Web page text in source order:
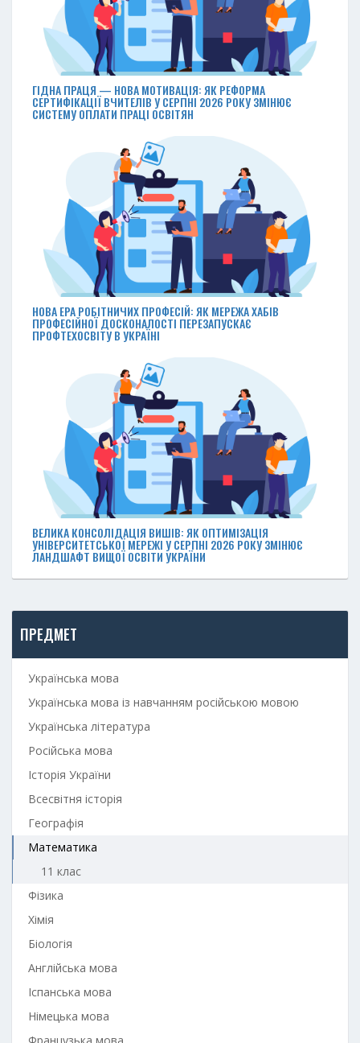
ГІДНА ПРАЦЯ — НОВА МОТИВАЦІЯ: ЯК РЕФОРМА
СЕРТИФІКАЦІЇ ВЧИТЕЛІВ У СЕРПНІ 2026 РОКУ ЗМІНЮЄ
СИСТЕМУ ОПЛАТИ ПРАЦІ ОСВІТЯН
НОВА ЕРА РОБІТНИЧИХ ПРОФЕСІЙ: ЯК МЕРЕЖА ХАБІВ
ПРОФЕСІЙНОЇ ДОСКОНАЛОСТІ ПЕРЕЗАПУСКАЄ
ПРОФТЕХОСВІТУ В УКРАЇНІ
ВЕЛИКА КОНСОЛІДАЦІЯ ВИШІВ: ЯК ОПТИМІЗАЦІЯ
УНІВЕРСИТЕТСЬКОЇ МЕРЕЖІ У СЕРПНІ 2026 РОКУ ЗМІНЮЄ
ЛАНДШАФТ ВИЩОЇ ОСВІТИ УКРАЇНИ
ПРЕДМЕТ
Українська мова
Українська мова із навчанням російською мовою
Українська література
Російська мова
Історія України
Всесвітня історія
Географія
Математика
11 клас
Фізика
Хімія
Біологія
Англійська мова
Іспанська мова
Німецька мова